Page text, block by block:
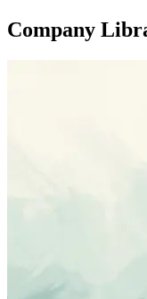
Company